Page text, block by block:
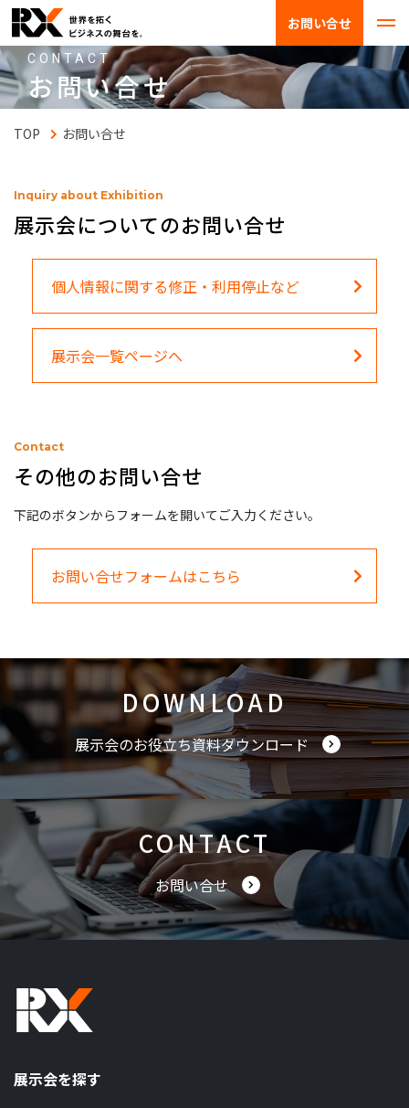
お問い合せ
CONTACT
お問い合せ
お問い合せ
Inquiry about Exhibition
展示会についてのお問い合せ
個人情報に関する修正・利用停止など
展示会一覧ページへ
Contact
その他のお問い合せ
下記のボタンからフォームを開いてご入力ください。
お問い合せフォームはこちら
DOWNLOAD
展示会のお役立ち資料ダウンロード
CONTACT
お問い合せ
展示会を探す